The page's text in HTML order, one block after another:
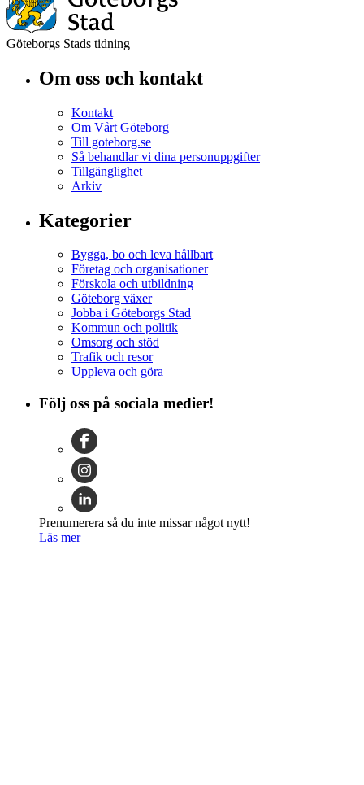
Göteborgs Stads tidning
Om oss och kontakt
Kontakt
Om Vårt Göteborg
Till goteborg.se
Så behandlar vi dina personuppgifter
Tillgänglighet
Arkiv
Kategorier
Bygga, bo och leva hållbart
Företag och organisationer
Förskola och utbildning
Göteborg växer
Jobba i Göteborgs Stad
Kommun och politik
Omsorg och stöd
Trafik och resor
Uppleva och göra
Följ oss på sociala medier!
Prenumerera så du inte missar något nytt!
Läs mer